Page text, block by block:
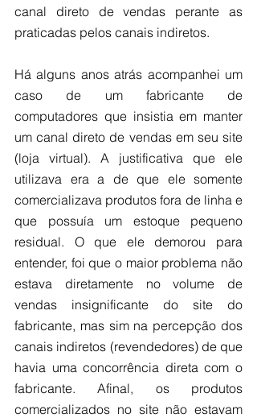
canal direto de vendas perante as
praticadas pelos canais indiretos.
Há alguns anos atrás acompanhei um
caso de um fabricante de
computadores que insistia em manter
um canal direto de vendas em seu site
(loja virtual). A justificativa que ele
utilizava era a de que ele somente
comercializava produtos fora de linha e
que possuía um estoque pequeno
residual. O que ele demorou para
entender, foi que o maior problema não
estava diretamente no volume de
vendas insignificante do site do
fabricante, mas sim na percepção dos
canais indiretos (revendedores) de que
havia uma concorrência direta com o
fabricante. Afinal, os produtos
comercializados no site não estavam